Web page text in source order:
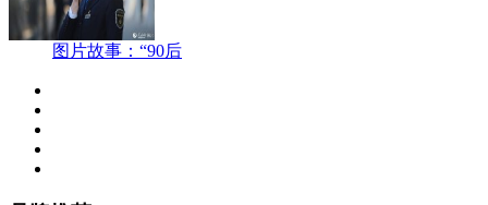
图片故事：“90后